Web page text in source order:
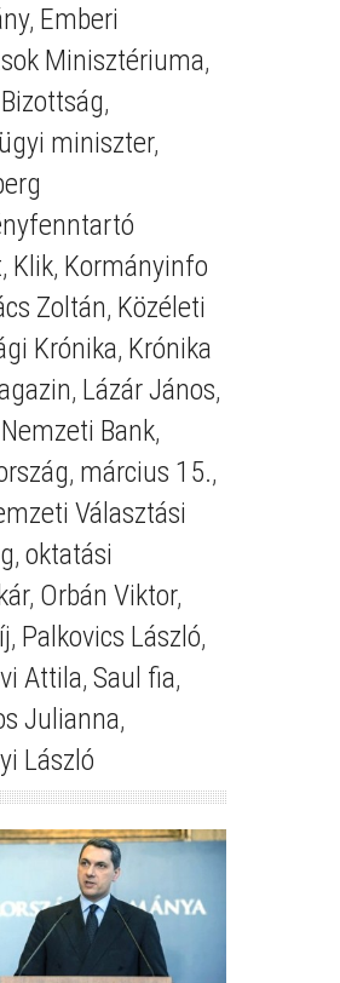
, Emberi
Minisztériuma,
,
miniszter,
, Klik, Kormányinfo
Zoltán, Közéleti
Krónika, Krónika
, Lázár János,
Bank,
, március 15.,
Választási
, oktatási
, Orbán Viktor,
, Palkovics László,
Attila, Saul fia,
Julianna,
László